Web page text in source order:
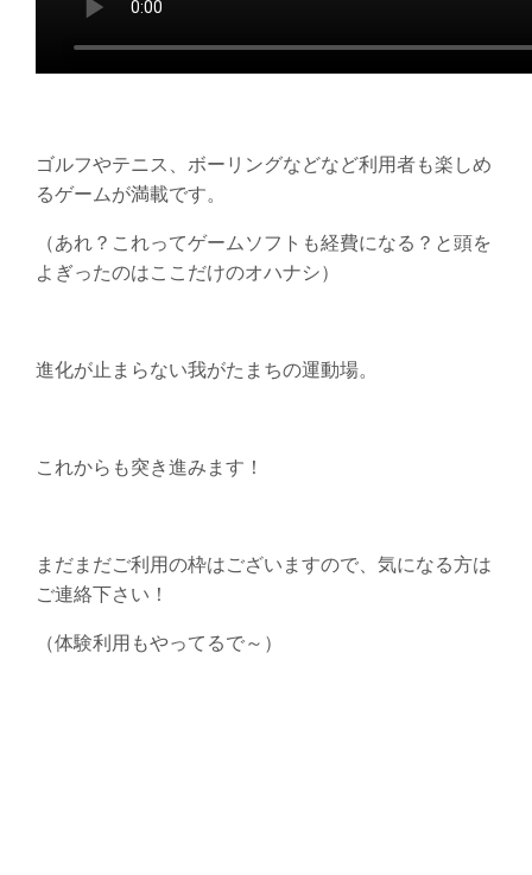
ゴルフやテニス、ボーリングなどなど利用者も楽しめ
るゲームが満載です。
（あれ？これってゲームソフトも経費になる？と頭を
よぎったのはここだけのオハナシ）
進化が止まらない我がたまちの運動場。
これからも突き進みます！
まだまだご利用の枠はございますので、気になる方は
ご連絡下さい！
（体験利用もやってるで～）